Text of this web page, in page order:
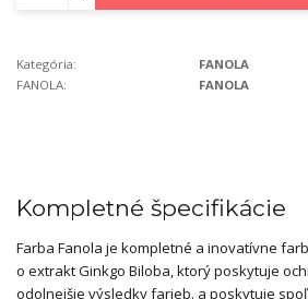
Kategória:
FANOLA
FANOLA:
FANOLA
Kompletné špecifikácie
Farba Fanola je kompletné a inovatívne
o extrakt Ginkgo Biloba, ktorý poskytuje
odolnejšie výsledky farieb. a poskytuje